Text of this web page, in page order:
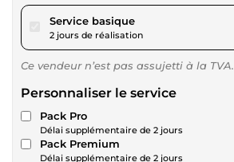
Service basiquepour 17,29 $US
2 jours de réalisation
Ce vendeur n’est pas assujetti à la TVA.
Personnaliser le service
Pack Pro
Délai supplémentaire de 2 jours
Pack Premium
Délai supplémentaire de 2 jours